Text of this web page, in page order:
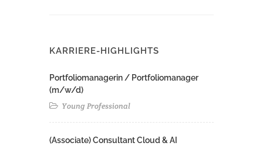
KARRIERE-HIGHLIGHTS
Portfoliomanagerin / Portfoliomanager
(m/w/d)
Young Professional
(Associate) Consultant Cloud & AI